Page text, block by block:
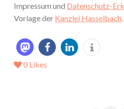
Impressum und Datenschutz-
Vorlage der Kanzlei Hasselbach
0 Likes